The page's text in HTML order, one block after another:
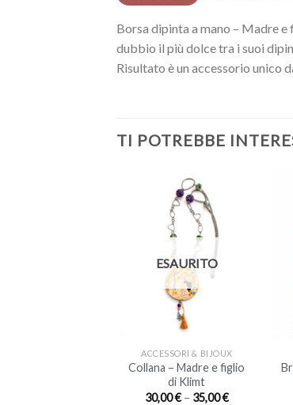
Borsa dipinta a mano – Madre
dubbio il più dolce tra i suoi
Risultato è un accessorio unico
TI POTREBBE
ESAURITO
ACCESSORI & BIJOUX
Collana – Madre e figlio
di Klimt
30,00€– 35,00€